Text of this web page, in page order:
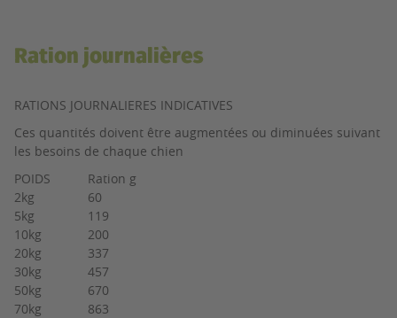
Ration journalières
RATIONS JOURNALIERES INDICATIVES
Ces quantités doivent être augmentées ou diminuées suivant
les besoins de chaque chien
POIDS
Ration g
2kg
60
5kg
119
10kg
200
20kg
337
30kg
457
50kg
670
70kg
863